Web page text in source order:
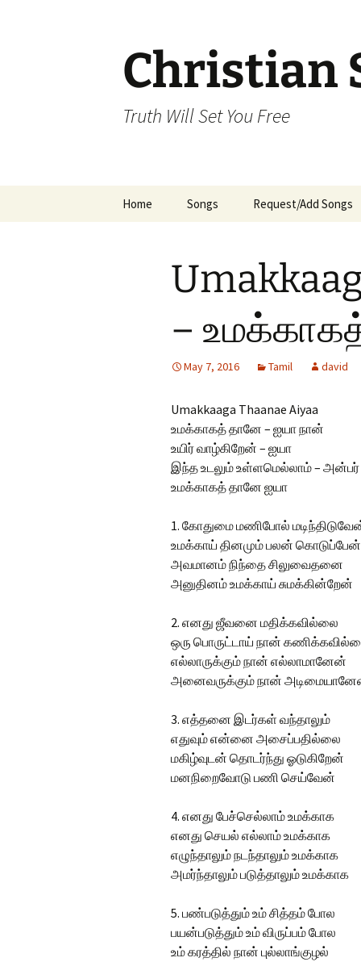
Christian
Truth Will Set You Free
Home Songs
Malayalam Songs
Kannada Songs
English Songs
Request/Add Songs
–
May 7, 2016 Tamil david
Umakkaaga Thaanae Aiyaa
உமக்காகத் தானே – ஐயா நான்
உயிர் வாழ்கிறேன் – ஐயா
இந்த உடலும் உள்ளமெல்லாம் – அன்பர்
உமக்காகத் தானே ஐயா
1. கோதுமை மணிபோல்
உமக்காய் தினமும் பலன் கொடுப்பேன்
அவமானம் நிந்தை சிலுவைதனை
அனுதினம் உமக்காய் சுமக்கின்றேன்
2. எனது ஜீவனை மதிக்கவில்லை
ஒரு பொருட்டாய் நான்
எல்லாருக்கும் நான் எல்லாமானேன்
அனைவருக்கும் நான்
3. எத்தனை இடர்கள் வந்தாலும்
எதுவும் என்னை அசைப்பதில்லை
மகிழ்வுடன் தொடர்ந்து ஓடுகிறேன்
மனநிறைவோடு பணி செய்வேன்
4. எனது பேச்செல்லாம் உமக்காக
எனது செயல் எல்லாம் உமக்காக
எழுந்தாலும் நடந்தாலும் உமக்காக
அமர்ந்தாலும் படுத்தாலும் உமக்காக
5. பண்படுத்தும் உம் சித்தம் போல
பயன்படுத்தும் உம் விருப்பம் போல
உம் கரத்தில் நான் புல்லாங்குழல்